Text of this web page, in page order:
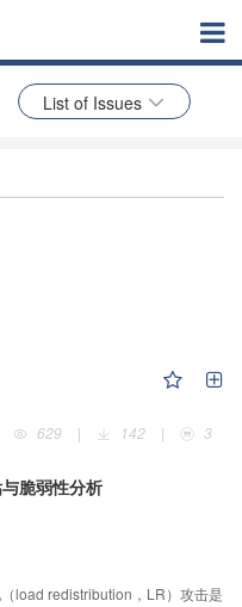
List of Issues
629
| 142 | 3
脆弱性分析
load redistribution，LR）攻击是